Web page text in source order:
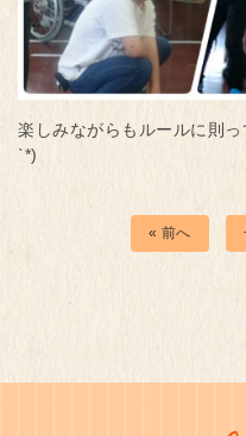
楽しみながらもルールに則っ
`*)
« 前へ